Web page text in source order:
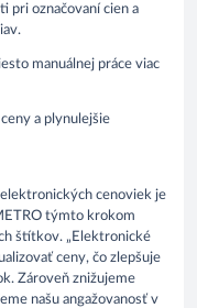
pri označovaní cien a
manuálnej práce viac
a plynulejšie
cenoviek je
týmto krokom
štítkov. „Elektronické
ceny, čo zlepšuje
Zároveň znižujeme
našu angažovanosť v